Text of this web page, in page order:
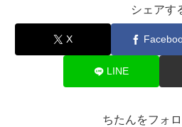
シェアす
X
LINE
ちたんをフォ